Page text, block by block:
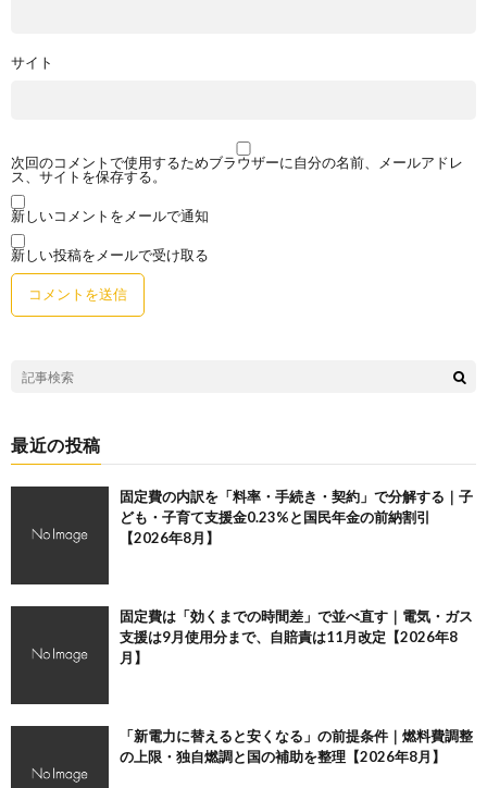
サイト
次回のコメントで使用するためブラウザーに自分の名前、メールアドレ
ス、サイトを保存する。
新しいコメントをメールで通知
新しい投稿をメールで受け取る
最近の投稿
固定費の内訳を「料率・手続き・契約」で分解する｜子
ども・子育て支援金0.23%と国民年金の前納割引
【2026年8月】
固定費は「効くまでの時間差」で並べ直す｜電気・ガス
支援は9月使用分まで、自賠責は11月改定【2026年8
月】
「新電力に替えると安くなる」の前提条件｜燃料費調整
の上限・独自燃調と国の補助を整理【2026年8月】